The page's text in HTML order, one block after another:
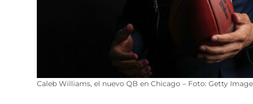
Caleb Williams, el nuevo QB en Chicago – Foto: Getty